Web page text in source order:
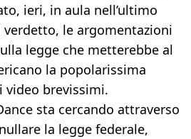
ieri, in aula nell’ultimo
le argomentazioni
legge che metterebbe al
la popolarissima
brevissimi.
sta cercando attraverso
la legge federale,